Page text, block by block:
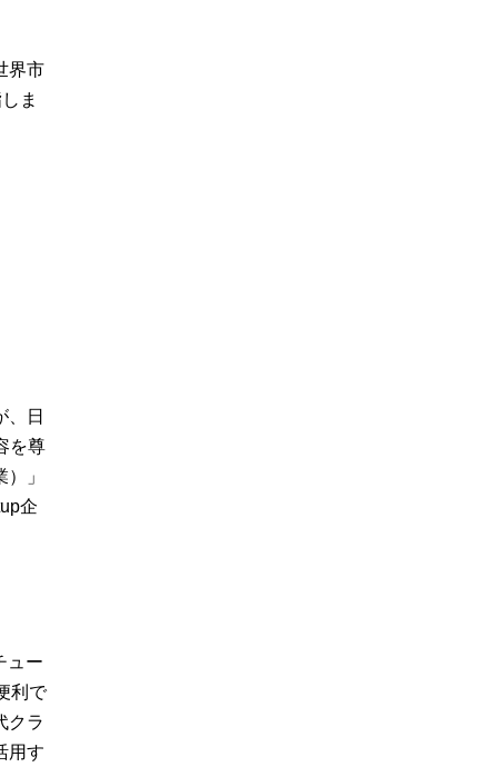
界市
ま
、日
を尊
」
企
ュー
利で
クラ
用す